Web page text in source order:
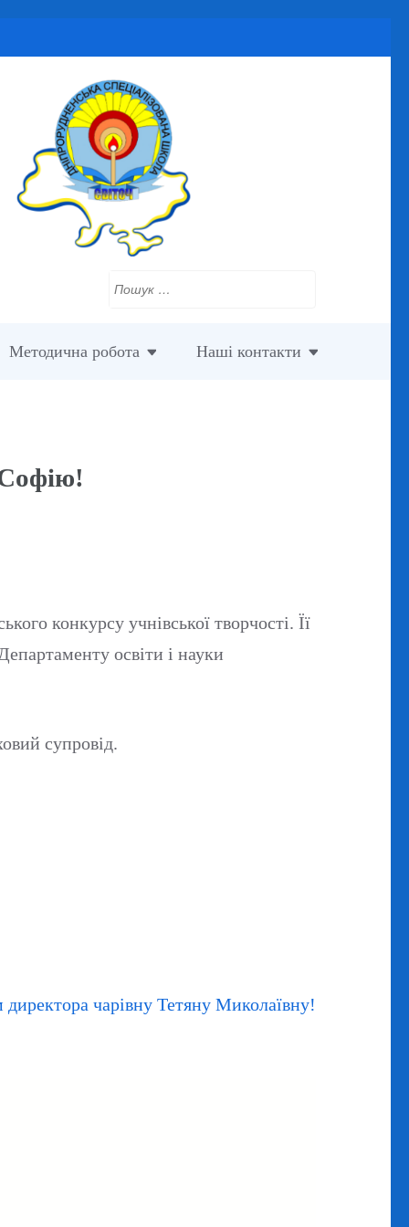
Пошук:
Методична робота Наші контакти
конкурсу учнівської творчості. Її
освіти і науки
супровід.
чарівну Тетяну Миколаївну!